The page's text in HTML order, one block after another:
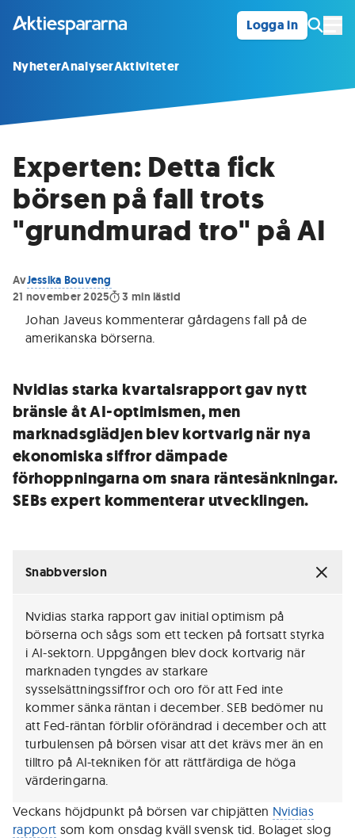
Logga in
NyheterAnalyserAktiviteter
Experten: Detta fick
börsen på fall trots
"grundmurad tro" på AI
AvJessika Bouveng
21 november 2025
3 min lästid
Johan Javeus kommenterar gårdagens fall på de
amerikanska börserna.
Nvidias starka kvartalsrapport gav nytt
bränsle åt AI-optimismen, men
marknadsglädjen blev kortvarig när nya
ekonomiska siffror dämpade
förhoppningarna om snara räntesänkningar.
SEBs expert kommenterar utvecklingen.
Snabbversion
Nvidias starka rapport gav initial optimism på
börserna och sågs som ett tecken på fortsatt styrka
i AI-sektorn. Uppgången blev dock kortvarig när
marknaden tyngdes av starkare
sysselsättningssiffror och oro för att Fed inte
kommer sänka räntan i december. SEB bedömer nu
att Fed-räntan förblir oförändrad i december och att
turbulensen på börsen visar att det krävs mer än en
tilltro på AI-tekniken för att rättfärdiga de höga
värderingarna.
Veckans höjdpunkt på börsen var chipjätten Nvidias
rapport som kom onsdag kväll svensk tid. Bolaget slog